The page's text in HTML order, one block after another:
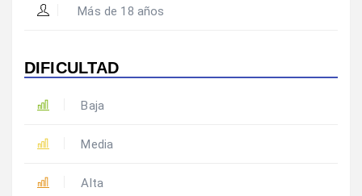
Más de 18 años
DIFICULTAD
Baja
Media
Alta